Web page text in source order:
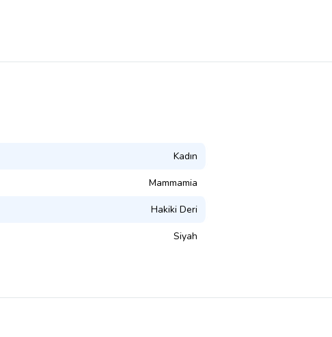
Kadın
Mammamia
Hakiki Deri
Siyah